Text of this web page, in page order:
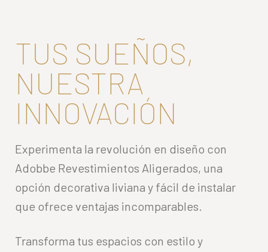
TUS SUEÑOS,
NUESTRA
INNOVACIÓN
Experimenta la revolución en diseño con
Adobbe Revestimientos Aligerados, una
opción decorativa liviana y fácil de instalar
que ofrece ventajas incomparables.
Transforma tus espacios con estilo y